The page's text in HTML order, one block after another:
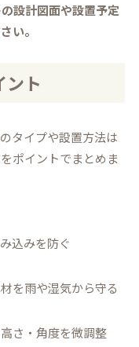
設計図面や設置予定
い。
ント
タイプや設置方法は
ポイントでまとめま
込みを防ぐ
を雨や湿気から守る
さ・角度を微調整